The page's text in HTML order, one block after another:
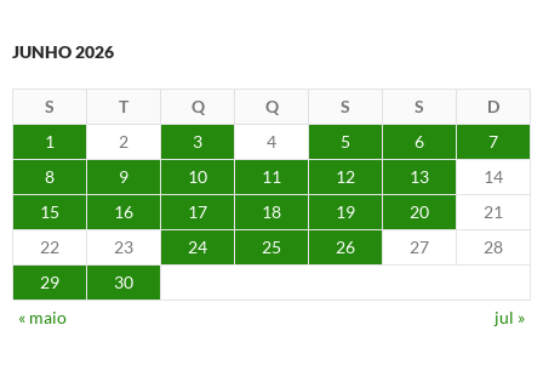
JUNHO 2026
S T Q Q S S
D
1
2 3 4 5 6
7
8
9 10 11 12 13
14
15
16 17 18 19 20
21
22
23 24 25 26 27
28
29
30
« maio
jul »